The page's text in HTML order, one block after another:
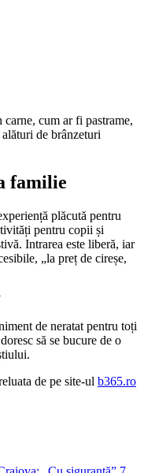
cum ar fi pastrame,
de brânzeturi
familie
plăcută pentru
pentru copii și
Intrarea este liberă, iar
„la preț de cireșe,
de neratat pentru toți
să se bucure de o
de pe site-ul b365.ro